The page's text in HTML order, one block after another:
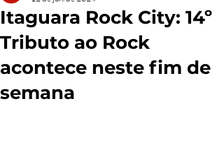
Itaguara Rock City: 14º
Tributo ao Rock
acontece neste fim de
semana